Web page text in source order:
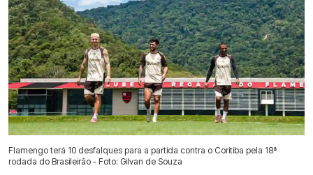
Flamengo terá 10 desfalques para a partida contra o Coritiba pela 18ª
rodada do Brasileirão - Foto: Gilvan de Souza